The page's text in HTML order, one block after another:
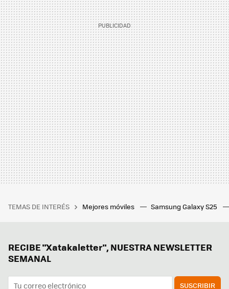
TEMAS DE INTERÉS Mejores móviles Samsung Galaxy S25
RECIBE "Xatakaletter", NUESTRA NEWSLETTER
SEMANAL
SUSCRIBIR